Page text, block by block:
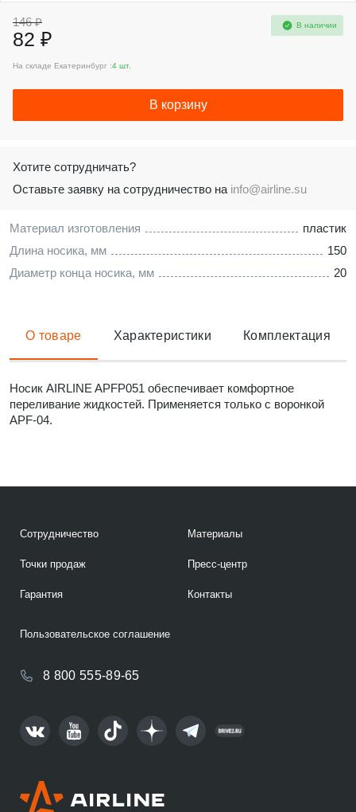
Материал изготовления
пластик
Длина носика, мм
150
Диаметр конца носика, мм
20
146 ₽
82 ₽
В наличии
На складе Екатеринбург :4 шт.
В корзину
Хотите сотрудничать?
Оставьте заявку на сотрудничество на info@airline.su
О товаре Характеристики Комплектация
Носик AIRLINE APFP051 обеспечивает комфортное
переливание жидкостей. Применяется только с воронкой
APF-04.
Сотрудничество
Точки продаж
Гарантия
Материалы
Пресс-центр
Контакты
8 800 555-89-65
Пользовательское соглашение